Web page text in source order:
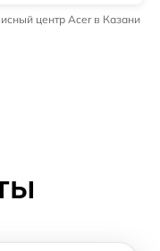
центр Acer в Казани